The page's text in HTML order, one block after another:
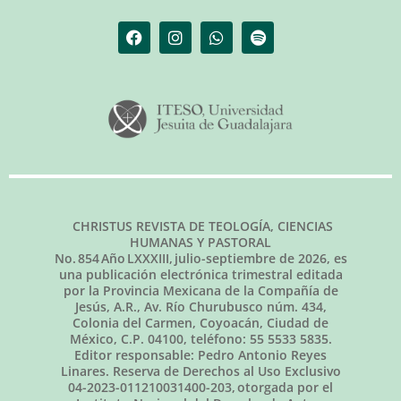
CHRISTUS REVISTA DE TEOLOGÍA, CIENCIAS
HUMANAS Y PASTORAL
No.854Año LXXXIII, julio-septiembre de 2026, es
una publicación electrónica trimestral editada
por la Provincia Mexicana de la Compañía de
Jesús, A.R., Av. Río Churubusco núm. 434,
Colonia del Carmen, Coyoacán, Ciudad de
México, C.P. 04100, teléfono: 55 5533 5835.
Editor responsable: Pedro Antonio Reyes
Linares. Reserva de Derechos al Uso Exclusivo
04-2023-011210031400-203, otorgada por el